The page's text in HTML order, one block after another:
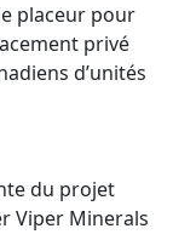
placeur pour
privé
d’unités
du projet
Viper Minerals